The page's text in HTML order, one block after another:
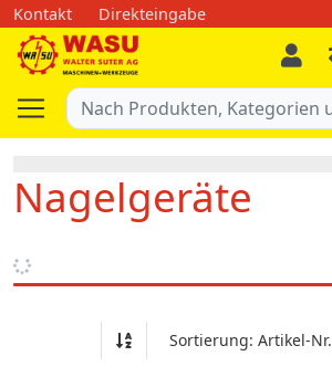
Kontakt Direkteingabe
Nagelgeräte
Sortierung: Artikel-Nr.